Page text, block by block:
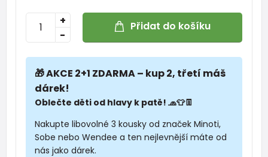
-
+ Přidat do košíku
🎁 AKCE 2+1 ZDARMA – kup 2, třetí máš
dárek!
Oblečte děti od hlavy k patě! 🧢👕👖
Nakupte libovolné 3 kousky od značek Minoti,
Sobe nebo Wendee a ten nejlevnější máte od
nás jako dárek.